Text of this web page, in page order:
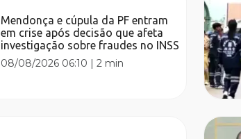
Mendonça e cúpula da PF entram
em crise após decisão que afeta
investigação sobre fraudes no INSS
08/08/2026 06:10 |2 min